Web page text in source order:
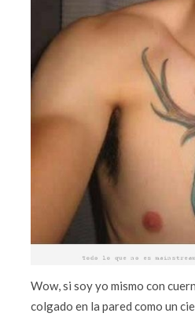
Wow, si soy yo mismo con
colgado en la pared como un